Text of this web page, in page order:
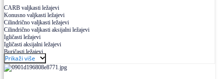
CARB valjkasti ležajevi
Konusno valjkasti ležajevi
Cilindrično valjkasti ležajevi
Cilindrično valjkasti aksijalni ležajevi
Igličasti ležajevi
Igličasti aksijalni ležajevi
Buričasti ležajevi
Buričasti zaptiveni ležajevi
Buričasti aksijalni ležajevi
Prikaži više